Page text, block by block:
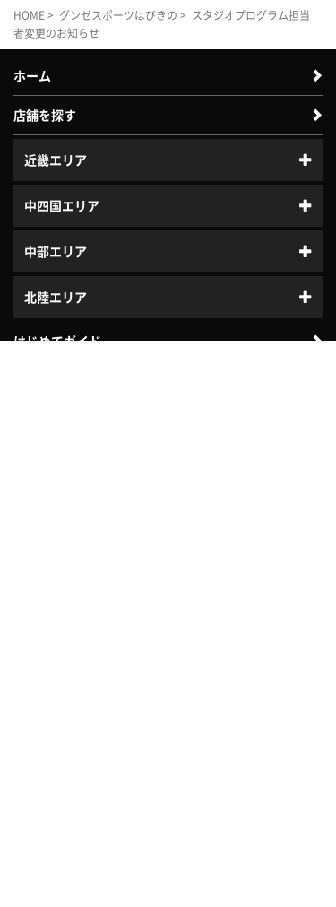
HOME> グンゼスポーツはびきの > スタジオプログラム担当
者変更のお知らせ
ホーム
店舗を探す
近畿エリア
中四国エリア
中部エリア
北陸エリア
はじめてガイド